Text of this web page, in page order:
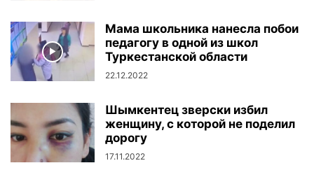
Мама школьника нанесла побои
педагогу в одной из школ
Туркестанской области
22.12.2022
Шымкентец зверски избил
женщину, с которой не поделил
дорогу
17.11.2022